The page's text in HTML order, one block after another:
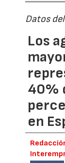
Datos
Los
40%
en